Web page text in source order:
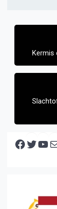
Bericht
Kermis
Facebook Twitter YouTube